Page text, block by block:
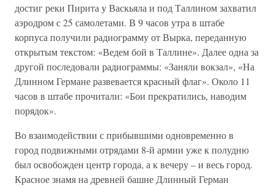
достиг реки Пирита у Васкьяла и под Таллином захватил
аэродром с 25 самолетами. В 9 часов утра в штабе
корпуса получили радиограмму от Вырка, переданную
открытым текстом: «Ведем бой в Таллине». Далее одна за
другой последовали радиограммы: «Заняли вокзал», «На
Длинном Германе развевается красный флаг». Около 11
часов в штабе прочитали: «Бои прекратились, наводим
порядок».
Во взаимодействии с прибывшими одновременно в
город подвижными отрядами 8-й армии уже к полудню
был освобожден центр города, а к вечеру – и весь город.
Красное знамя на древней башне Длинный Герман